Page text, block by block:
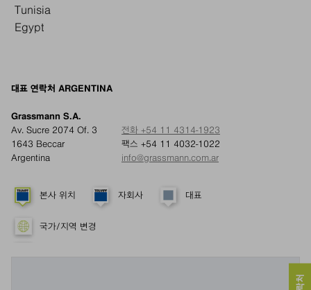
Tunisia
Egypt
대표 연락처 ARGENTINA
Grassmann S.A.
Av. Sucre 2074 Of. 3
1643 Beccar
Argentina
전화 +54 11 4314-1923
팩스 +54 11 4032-1022
info@grassmann.com.ar
본사 위치 자회사 대표
국가/지역 변경